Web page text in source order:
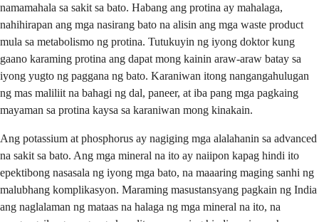
namamahala sa sakit sa bato. Habang ang protina ay mahalaga,
nahihirapan ang mga nasirang bato na alisin ang mga waste product
mula sa metabolismo ng protina. Tutukuyin ng iyong doktor kung
gaano karaming protina ang dapat mong kainin araw-araw batay sa
iyong yugto ng paggana ng bato. Karaniwan itong nangangahulugan
ng mas maliliit na bahagi ng dal, paneer, at iba pang mga pagkaing
mayaman sa protina kaysa sa karaniwan mong kinakain.
Ang potassium at phosphorus ay nagiging mga alalahanin sa advanced
na sakit sa bato. Ang mga mineral na ito ay naiipon kapag hindi ito
epektibong nasasala ng iyong mga bato, na maaaring maging sanhi ng
malubhang komplikasyon. Maraming masustansyang pagkain ng India
ang naglalaman ng mataas na halaga ng mga mineral na ito, na